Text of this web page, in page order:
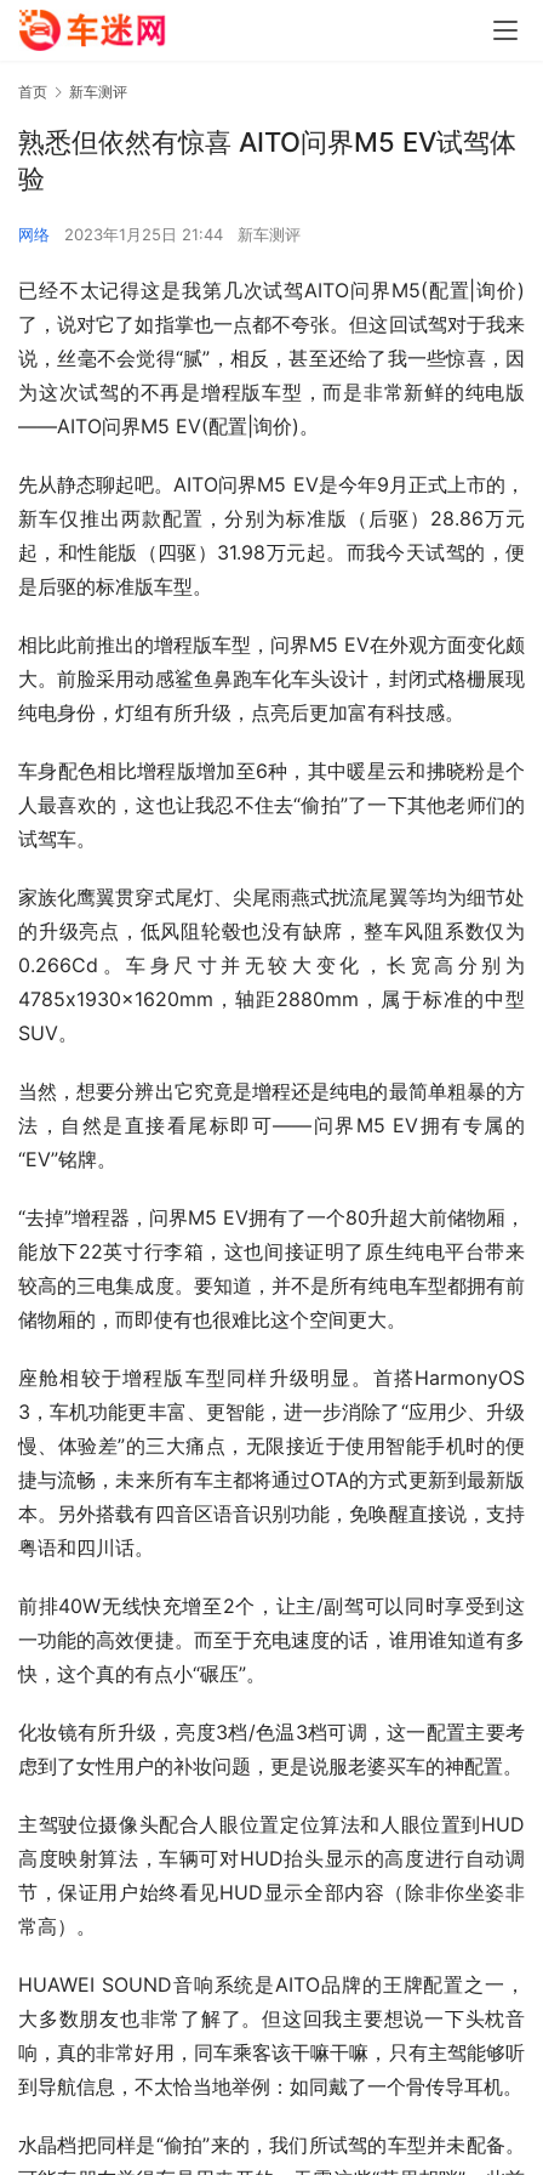
首页 新车测评
熟悉但依然有惊喜 AITO问界M5 EV试驾体
验
网络 2023年1月25日 21:44 新车测评
已经不太记得这是我第几次试驾AITO问界M5(配置|询价)
了，说对它了如指掌也一点都不夸张。但这回试驾对于我来
说，丝毫不会觉得“腻”，相反，甚至还给了我一些惊喜，因
为这次试驾的不再是增程版车型，而是非常新鲜的纯电版
——AITO问界M5 EV(配置|询价)。
先从静态聊起吧。AITO问界M5 EV是今年9月正式上市的，
新车仅推出两款配置，分别为标准版（后驱）28.86万元
起，和性能版（四驱）31.98万元起。而我今天试驾的，便
是后驱的标准版车型。
相比此前推出的增程版车型，问界M5 EV在外观方面变化颇
大。前脸采用动感鲨鱼鼻跑车化车头设计，封闭式格栅展现
纯电身份，灯组有所升级，点亮后更加富有科技感。
车身配色相比增程版增加至6种，其中暖星云和拂晓粉是个
人最喜欢的，这也让我忍不住去“偷拍”了一下其他老师们的
试驾车。
家族化鹰翼贯穿式尾灯、尖尾雨燕式扰流尾翼等均为细节处
的升级亮点，低风阻轮毂也没有缺席，整车风阻系数仅为
0.266Cd。车身尺寸并无较大变化，长宽高分别为
4785x1930x1620mm，轴距2880mm，属于标准的中型
SUV。
当然，想要分辨出它究竟是增程还是纯电的最简单粗暴的方
法，自然是直接看尾标即可——问界M5 EV拥有专属的
“EV”铭牌。
“去掉”增程器，问界M5 EV拥有了一个80升超大前储物厢，
能放下22英寸行李箱，这也间接证明了原生纯电平台带来
较高的三电集成度。要知道，并不是所有纯电车型都拥有前
储物厢的，而即使有也很难比这个空间更大。
座舱相较于增程版车型同样升级明显。首搭HarmonyOS
3，车机功能更丰富、更智能，进一步消除了“应用少、升级
慢、体验差”的三大痛点，无限接近于使用智能手机时的便
捷与流畅，未来所有车主都将通过OTA的方式更新到最新版
本。另外搭载有四音区语音识别功能，免唤醒直接说，支持
粤语和四川话。
前排40W无线快充增至2个，让主/副驾可以同时享受到这
一功能的高效便捷。而至于充电速度的话，谁用谁知道有多
快，这个真的有点小“碾压”。
化妆镜有所升级，亮度3档/色温3档可调，这一配置主要考
虑到了女性用户的补妆问题，更是说服老婆买车的神配置。
主驾驶位摄像头配合人眼位置定位算法和人眼位置到HUD
高度映射算法，车辆可对HUD抬头显示的高度进行自动调
节，保证用户始终看见HUD显示全部内容（除非你坐姿非
常高）。
HUAWEI SOUND音响系统是AITO品牌的王牌配置之一，
大多数朋友也非常了解了。但这回我主要想说一下头枕音
响，真的非常好用，同车乘客该干嘛干嘛，只有主驾能够听
到导航信息，不太恰当地举例：如同戴了一个骨传导耳机。
水晶档把同样是“偷拍”来的，我们所试驾的车型并未配备。